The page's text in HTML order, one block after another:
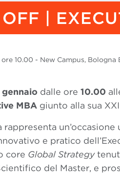
|
ore 10.00 - New Campus,
gennaio dalle ore 10.00
MBA giunto alla sua
rappresenta
e pratico
core Global Strategy
del Master, e